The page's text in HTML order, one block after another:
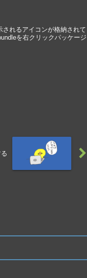
れるアイコンが格納されて
を右クリックパッケージ